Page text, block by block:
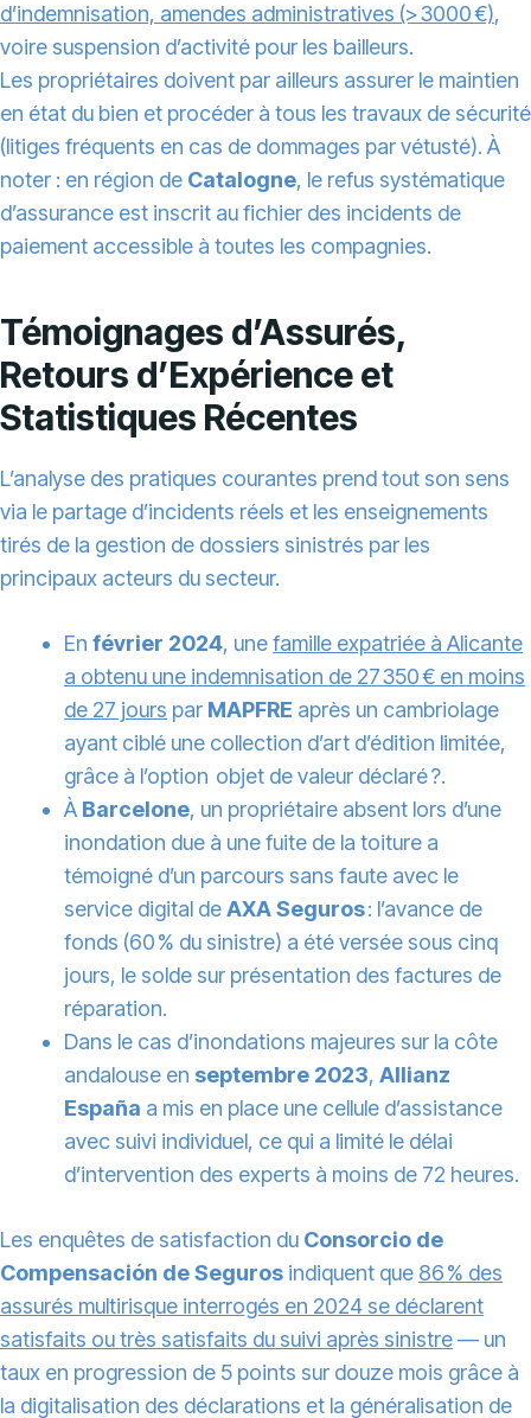
d’indemnisation, amendes administratives (> 3000 €),
voire suspension d’activité pour les bailleurs.
Les propriétaires doivent par ailleurs assurer le maintien
en état du bien et procéder à tous les travaux de sécurité
(litiges fréquents en cas de dommages par vétusté). À
noter : en région de Catalogne, le refus systématique
d’assurance est inscrit au fichier des incidents de
paiement accessible à toutes les compagnies.
Témoignages d’Assurés,
Retours d’Expérience et
Statistiques Récentes
L’analyse des pratiques courantes prend tout son sens
via le partage d’incidents réels et les enseignements
tirés de la gestion de dossiers sinistrés par les
principaux acteurs du secteur.
En février 2024, unefamille expatriée à Alicante
a obtenu une indemnisation de 27 350 € en moins
de 27 jours par MAPFRE après un cambriolage
ayant ciblé une collection d’art d’édition limitée,
grâce à l’option objet de valeur déclaré ?.
À Barcelone, un propriétaire absent lors d’une
inondation due à une fuite de la toiture a
témoigné d’un parcours sans faute avec le
service digital deAXA Seguros: l’avance de
fonds (60 % du sinistre) a été versée sous cinq
jours, le solde sur présentation des factures de
réparation.
Dans le cas d’inondations majeures sur la côte
andalouse en septembre 2023, Allianz
España a mis en place une cellule d’assistance
avec suivi individuel, ce qui a limité le délai
d’intervention des experts à moins de 72 heures.
Les enquêtes de satisfaction du Consorcio de
Compensación de Seguros indiquent que 86 % des
assurés multirisque interrogés en 2024 se déclarent
satisfaits ou très satisfaits du suivi après sinistre— un
taux en progression de 5 points sur douze mois grâce à
la digitalisation des déclarations et la généralisation de